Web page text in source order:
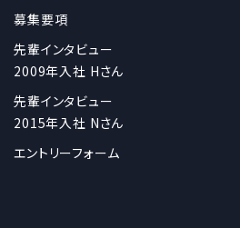
募集要項
先輩インタビュー
2009年入社 Hさん
先輩インタビュー
2015年入社 Nさん
エントリーフォーム